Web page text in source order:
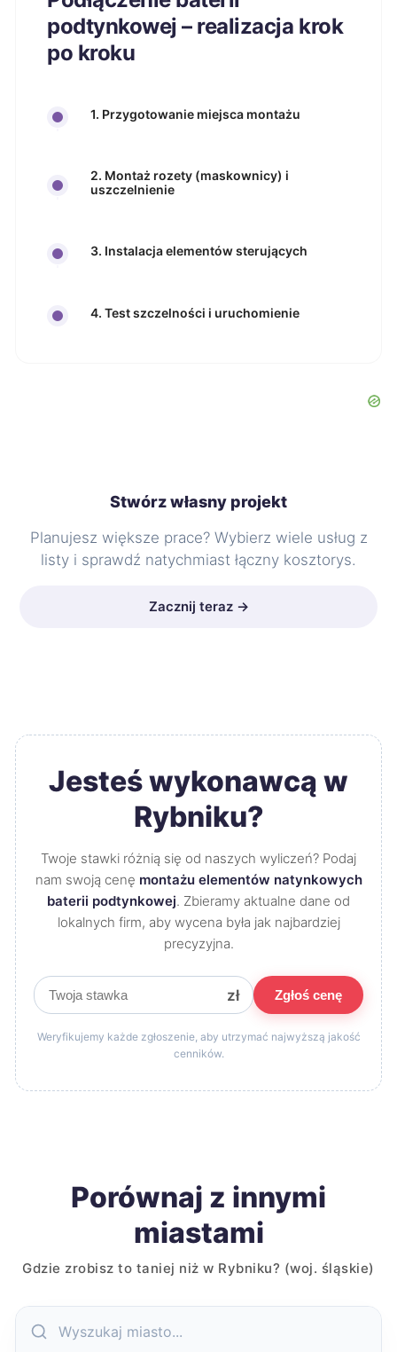
podtynkowej – realizacja krok
po kroku
1. Przygotowanie miejsca montażu
2. Montaż rozety (maskownicy) i
uszczelnienie
3. Instalacja elementów sterujących
4. Test szczelności i uruchomienie
Stwórz własny projekt
Planujesz większe prace? Wybierz wiele usług z
listy i sprawdź natychmiast łączny kosztorys.
Zacznij teraz →
Jesteś wykonawcą w
Rybniku?
Twoje stawki różnią się od naszych wyliczeń? Podaj
nam swoją cenę montażu elementów natynkowych
baterii podtynkowej. Zbieramy aktualne dane od
lokalnych firm, aby wycena była jak najbardziej
precyzyjna.
zł Zgłoś cenę
Weryfikujemy każde zgłoszenie, aby utrzymać najwyższą jakość
cenników.
Porównaj z innymi
miastami
Gdzie zrobisz to taniej niż w Rybniku? (woj. śląskie)